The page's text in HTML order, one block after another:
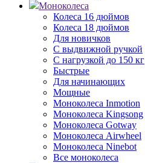
Моноколеса
Колеса 16 дюймов
Колеса 18 дюймов
Для новичков
С выдвижной ручкой
С нагрузкой до 150 кг
Быстрые
Для начинающих
Мощные
Моноколеса Inmotion
Моноколеса Kingsong
Моноколеса Gotway
Моноколеса Airwheel
Моноколеса Ninebot
Все моноколеса